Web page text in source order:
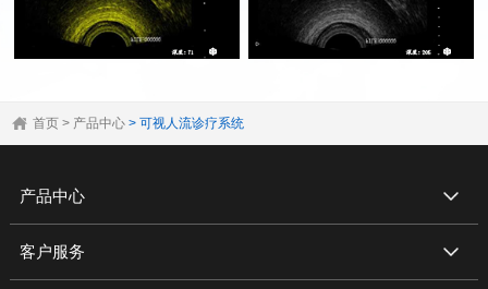
首页 > 产品中心 > 可视人流诊疗系统
产品中心
客户服务